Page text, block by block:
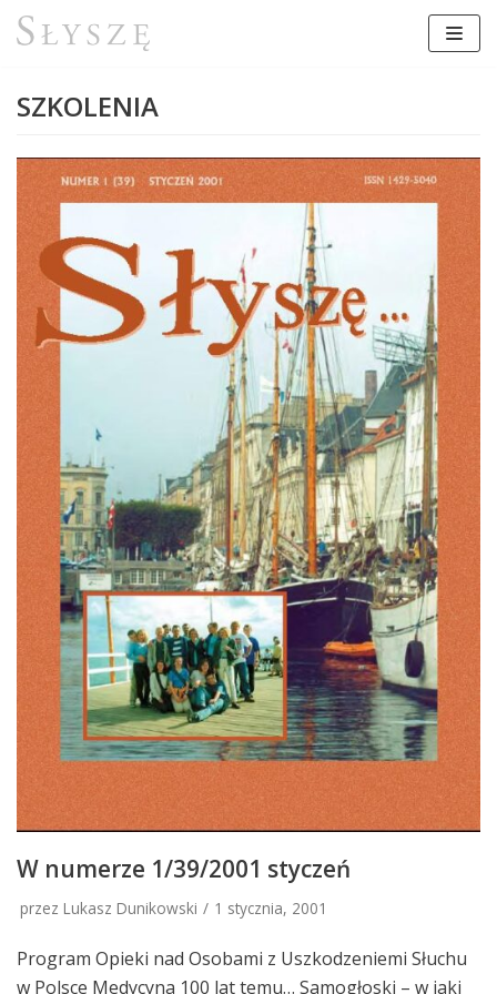
Przejdź
SZKOLENIA
W numerze 1/39/2001 styczeń
przez Lukasz Dunikowski 1 stycznia, 2001
Program Opieki nad Osobami z Uszkodzeniemi Słuchu
w Polsce Medycyna 100 lat temu… Samogłoski – w jaki